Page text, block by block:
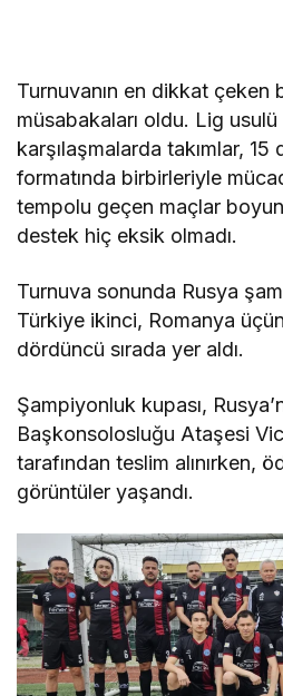
Turnuvanın en dikkat çeken
müsabakaları oldu. Lig
karşılaşmalarda takımlar,
formatında birbirleriyle
tempolu geçen maçlar
destek hiç eksik olmadı.
Turnuva sonunda Rusya
Türkiye ikinci, Romanya
dördüncü sırada yer aldı.
Şampiyonluk kupası,
Başkonsolosluğu Ataşesi
tarafından teslim alınırken,
görüntüler yaşandı.